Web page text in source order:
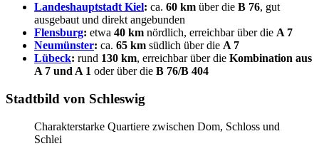
Landeshauptstadt Kiel: ca. 60 km über die B 76, gut
ausgebaut und direkt angebunden
Flensburg: etwa 40 km nördlich, erreichbar über die A 7
Neumünster: ca. 65 km südlich über die A 7
Lübeck: rund 130 km, erreichbar über die Kombination aus
A 7 und A 1 oder über die B 76/B 404
Stadtbild von Schleswig
Charakterstarke Quartiere zwischen Dom, Schloss und
Schlei